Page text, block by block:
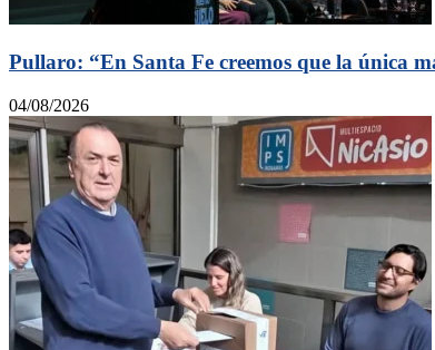
Pullaro: “En Santa Fe creemos que la única
04/08/2026